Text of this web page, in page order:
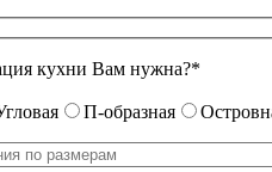
кухни Вам нужна?*
П-образная